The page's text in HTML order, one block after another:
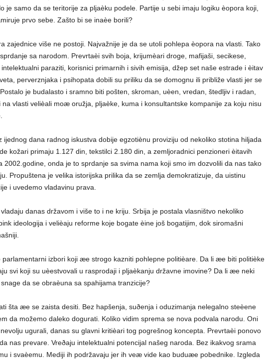
je samo da se teritorije za pljaèku podele. Partije u sebi imaju logiku èopora koji,
prvo sebe. Zašto bi se inaèe borili?
zajednice više ne postoji. Najvažnije je da se utoli pohlepa èopora na vlasti. Tako
sa narodom. Prevrtaèi svih boja, krijumèari droge, mafijaši, secikese,
paraziti, korisnici primarnih i sivih emisija, džep set naše estrade i èitav
perverznjaka i psihopata dobili su priliku da se domognu ili približe vlasti jer se
je budalasto i sramno biti pošten, skroman, uèen, vredan, štedljiv i radan,
vlasti velièali moæ oružja, pljaèke, kuma i konsultantske kompanije za koju nisu
ijednog dana radnog iskustva dobije egzotiènu proviziju od nekoliko stotina hiljada
kožari primaju 1.127 din, tekstilci 2.180 din, a zemljoradnici penzioneri èitavih
2002.godine, onda je to sprdanje sa svima nama koji smo im dozvolili da nas tako
Propuštena je velika istorijska prilika da se zemlja demokratizuje, da uistinu
i uvedemo vladavinu prava.
danas državom i više to i ne kriju. Srbija je postala vlasništvo nekoliko
ideologija i velièaju reforme koje bogate èine još bogatijim, dok siromašni
izbori koji æe strogo kazniti pohlepne politièare. Da li æe biti politièke
svi koji su uèestvovali u rasprodaji i pljaèkanju državne imovine? Da li æe neki
da se obraèuna sa spahijama tranzicije?
šta æe se zaista desiti. Bez hapšenja, suðenja i oduzimanja nelegalno steèene
da možemo daleko dogurati. Koliko vidim sprema se nova podvala narodu. Oni
ugurali, danas su glavni kritièari tog pogrešnog koncepta. Prevrtaèi ponovo
nas prevare. Vreðaju intelektualni potencijal našeg naroda. Bez ikakvog srama
i svaèemu. Mediji ih podržavaju jer ih veæ vide kao buduæe pobednike. Izgleda